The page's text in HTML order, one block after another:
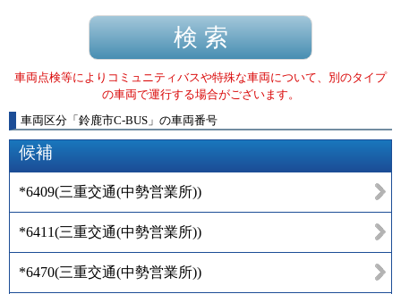
車両点検等によりコミュニティバスや特殊な車両について、別のタイプ
の車両で運行する場合がございます。
車両区分 「 鈴鹿市C-BUS 」 の車両番号
候補
*6409(三重交通(中勢営業所))
*6411(三重交通(中勢営業所))
*6470(三重交通(中勢営業所))